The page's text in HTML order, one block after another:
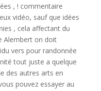
, ! commentaire
vidéo, sauf que idées
, cela affectant du
Alembert on doit
vers pour randonnée
tout juste a quelque
des autres arts en
pouvez essayer au